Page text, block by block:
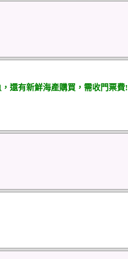
還有新鮮海產購買，需收門票費!